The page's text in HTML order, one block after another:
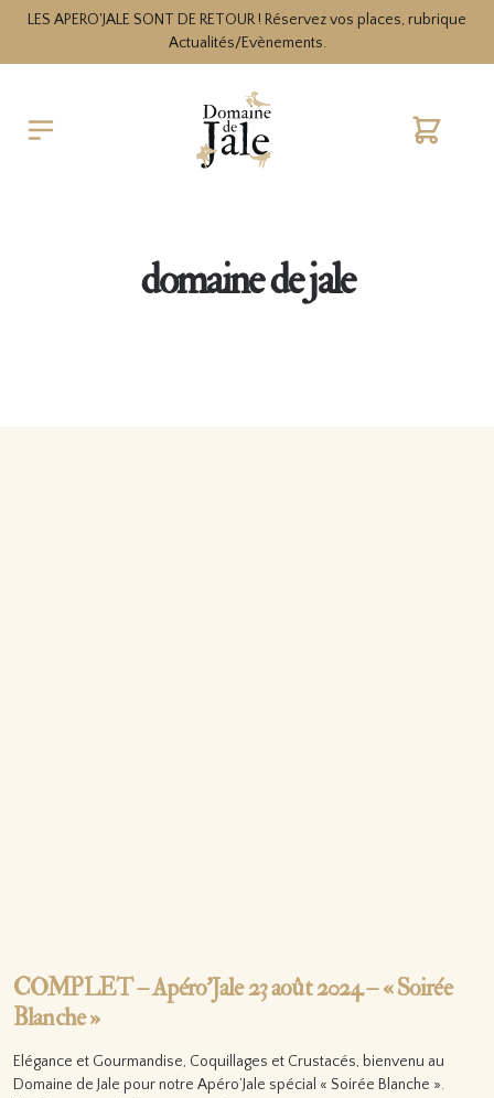
LES APERO'JALE SONT DE RETOUR ! Réservez vos places, rubrique
Actualités/Evènements.
Cart
domaine de jale
COMPLET – Apéro’Jale 23 août 2024 – « Soirée
Blanche »
Elégance et Gourmandise, Coquillages et Crustacés, bienvenu au
Domaine de Jale pour notre Apéro’Jale spécial « Soirée Blanche ».